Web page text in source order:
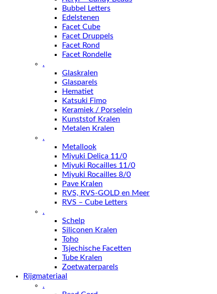
Bubbel Letters
Edelstenen
Facet Cube
Facet Druppels
Facet Rond
Facet Rondelle
.
Glaskralen
Glasparels
Hematiet
Katsuki Fimo
Keramiek / Porselein
Kunststof Kralen
Metalen Kralen
.
Metallook
Miyuki Delica 11/0
Miyuki Rocailles 11/0
Miyuki Rocailles 8/0
Pave Kralen
RVS, RVS-GOLD en Meer
RVS – Cube Letters
.
Schelp
Siliconen Kralen
Toho
Tsjechische Facetten
Tube Kralen
Zoetwaterparels
Rijgmateriaal
.